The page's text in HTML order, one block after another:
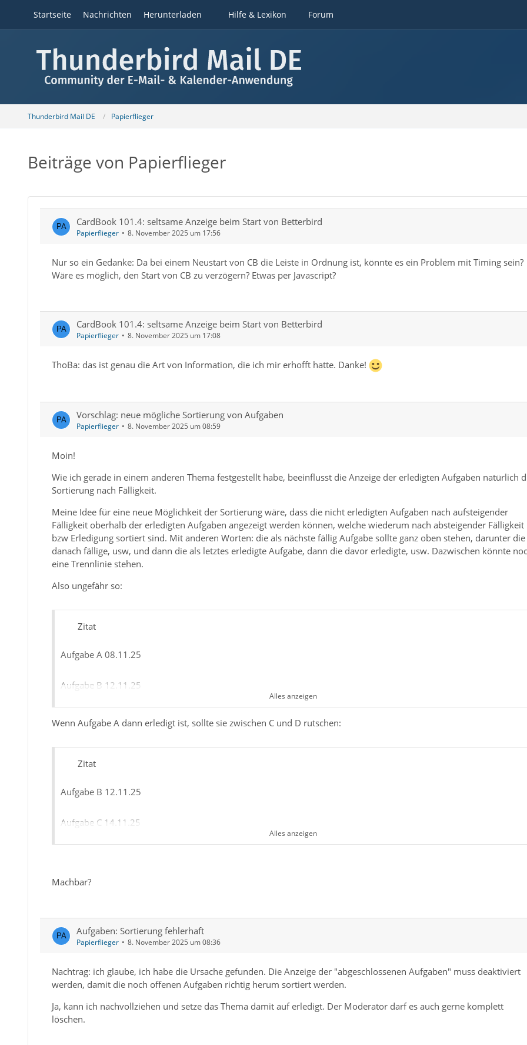
Startseite Nachrichten Herunterladen Hilfe & Lexikon Forum
Thunderbird Mail DE Papierflieger
Beiträge von Papierflieger
CardBook 101.4: seltsame Anzeige beim Start von Betterbird
Papierflieger 8. November 2025 um 17:56
Nur so ein Gedanke: Da bei einem Neustart von CB die Leiste in Ordnung ist, könnte es ein Problem mit Timing sein?
Wäre es möglich, den Start von CB zu verzögern? Etwas per Javascript?
CardBook 101.4: seltsame Anzeige beim Start von Betterbird
Papierflieger 8. November 2025 um 17:08
ThoBa: das ist genau die Art von Information, die ich mir erhofft hatte. Danke!
Vorschlag: neue mögliche Sortierung von Aufgaben
Papierflieger 8. November 2025 um 08:59
Moin!
Wie ich gerade in einem anderen Thema festgestellt habe, beeinflusst die Anzeige der erledigten Aufgaben natürlich
Sortierung nach Fälligkeit.
Meine Idee für eine neue Möglichkeit der Sortierung wäre, dass die nicht erledigten Aufgaben nach aufsteigender
Fälligkeit oberhalb der erledigten Aufgaben angezeigt werden können, welche wiederum nach absteigender Fälligkeit
bzw Erledigung sortiert sind. Mit anderen Worten: die als nächste fällig Aufgabe sollte ganz oben stehen, darunter die
danach fällige, usw, und dann die als letztes erledigte Aufgabe, dann die davor erledigte, usw. Dazwischen könnte
eine Trennlinie stehen.
Also ungefähr so:
Zitat
Aufgabe A 08.11.25
Aufgabe B 12.11.25
________________________
Alles anzeigen
Wenn Aufgabe A dann erledigt ist, sollte sie zwischen C und D rutschen:
Zitat
Aufgabe B 12.11.25
Aufgabe C 14.11.25
Aufgabe A 08.11.25
Aufgabe E 15.10.25
...
Aufgabe F 01.02.25
Alles anzeigen
Machbar?
Aufgaben: Sortierung fehlerhaft
Papierflieger 8. November 2025 um 08:36
Nachtrag: ich glaube, ich habe die Ursache gefunden. Die Anzeige der "abgeschlossenen Aufgaben" muss deaktiviert
werden, damit die noch offenen Aufgaben richtig herum sortiert werden.
Ja, kann ich nachvollziehen und setze das Thema damit auf erledigt. Der Moderator darf es auch gerne komplett
löschen.